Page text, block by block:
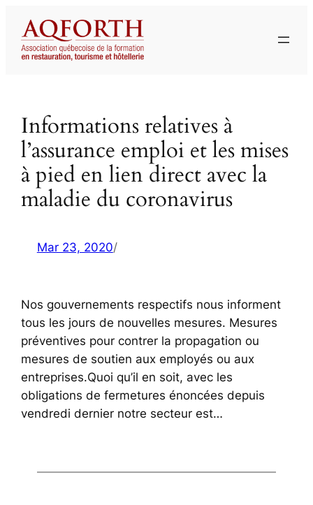
contenu
Informations relatives à
l’assurance emploi et les mises
à pied en lien direct avec la
maladie du coronavirus
Mar 23, 2020/
Nos gouvernements respectifs nous informent
tous les jours de nouvelles mesures. Mesures
préventives pour contrer la propagation ou
mesures de soutien aux employés ou aux
entreprises.Quoi qu’il en soit, avec les
obligations de fermetures énoncées depuis
vendredi dernier notre secteur est…